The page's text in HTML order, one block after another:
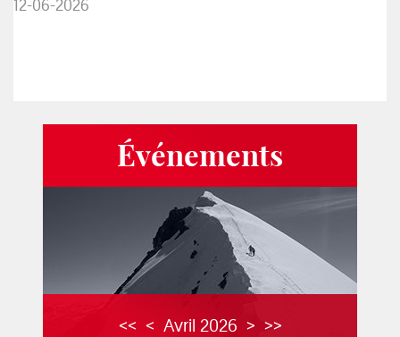
12-06-2026
Événements
<< < Avril 2026 > >>